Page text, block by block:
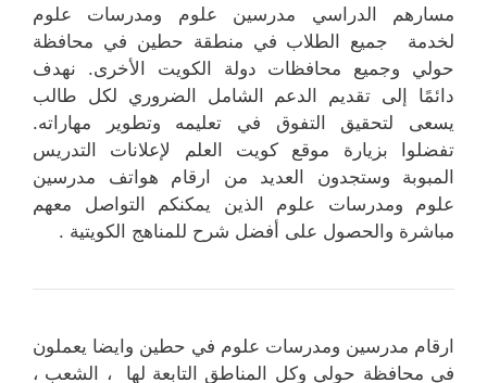
مسارهم الدراسي مدرسين علوم ومدرسات علوم
لخدمة جميع الطلاب في منطقة حطين في محافظة
حولي وجميع محافظات دولة الكويت الأخرى. نهدف
دائمًا إلى تقديم الدعم الشامل الضروري لكل طالب
يسعى لتحقيق التفوق في تعليمه وتطوير مهاراته.
تفضلوا بزيارة موقع كويت العلم لإعلانات التدريس
المبوبة وستجدون العديد من ارقام هواتف مدرسين
علوم ومدرسات علوم الذين يمكنكم التواصل معهم
مباشرة والحصول على أفضل شرح للمناهج الكويتية .
ارقام مدرسين ومدرسات علوم في حطين وايضا يعملون
في محافظة حولي وكل المناطق التابعة لها ، الشعب ،